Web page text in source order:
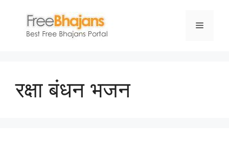
content
Menu
रक्षा बंधन भजन